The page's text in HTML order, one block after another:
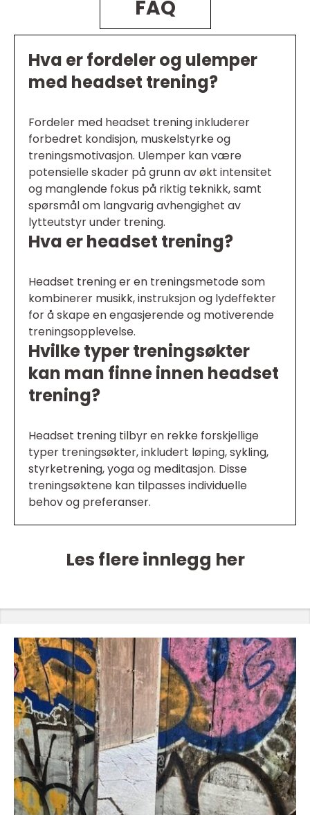
FAQ
Hva er fordeler og ulemper
med headset trening?
Fordeler med headset trening inkluderer
forbedret kondisjon, muskelstyrke og
treningsmotivasjon. Ulemper kan være
potensielle skader på grunn av økt intensitet
og manglende fokus på riktig teknikk, samt
spørsmål om langvarig avhengighet av
lytteutstyr under trening.
Hva er headset trening?
Headset trening er en treningsmetode som
kombinerer musikk, instruksjon og lydeffekter
for å skape en engasjerende og motiverende
treningsopplevelse.
Hvilke typer treningsøkter
kan man finne innen headset
trening?
Headset trening tilbyr en rekke forskjellige
typer treningsøkter, inkludert løping, sykling,
styrketrening, yoga og meditasjon. Disse
treningsøktene kan tilpasses individuelle
behov og preferanser.
Les flere innlegg her